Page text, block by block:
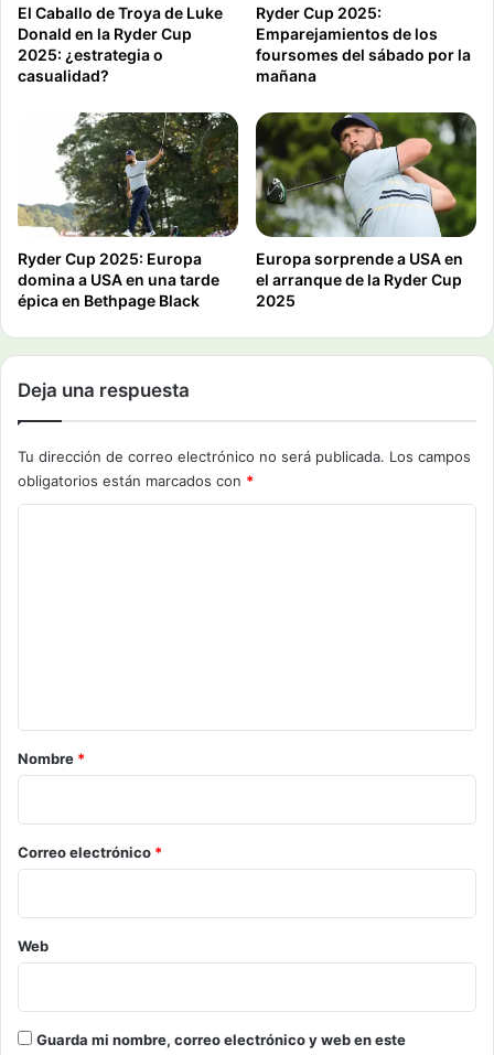
El Caballo de Troya de Luke
Donald en la Ryder Cup
2025: ¿estrategia o
casualidad?
Ryder Cup 2025:
Emparejamientos de los
foursomes del sábado por la
mañana
Ryder Cup 2025: Europa
domina a USA en una tarde
épica en Bethpage Black
Europa sorprende a USA en
el arranque de la Ryder Cup
2025
Deja una respuesta
Tu dirección de correo electrónico no será publicada. Los campos
obligatorios están marcados con *
r
o
*
Nombre *
Correo electrónico *
Web
Guarda mi nombre, correo electrónico y web en este